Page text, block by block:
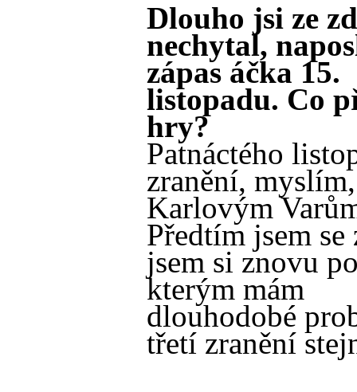
Dlouho jsi ze
nechytal,
zápas áčka 15.
listopadu. Co
hry?
Patnáctého
zranění,
Karlovým
Předtím jsem
jsem si znovu
kterým mám
dlouhodobé
třetí zranění